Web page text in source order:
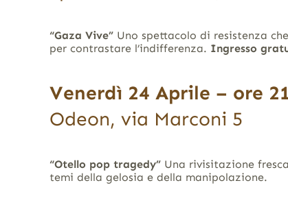
“Gaza Vive”Uno spettacolo di resistenza
per contrastare l’indifferenza. Ingresso
Venerdì 24 Aprile – ore
Odeon, via Marconi 5
“Otello pop tragedy”Una rivisitazione
temi della gelosia e della manipolazione.